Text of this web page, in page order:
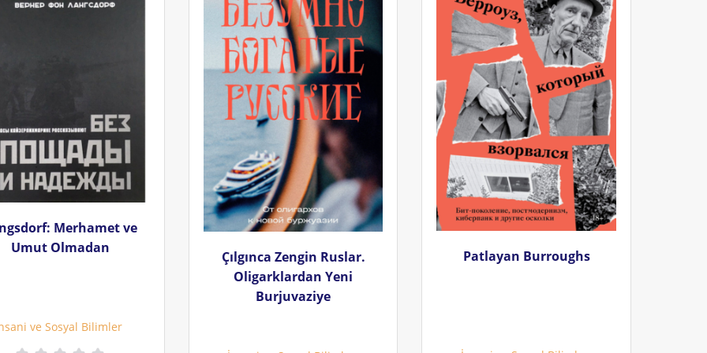
Merhamet ve
Umut Olmadan
ve Sosyal Bilimler
Çılgınca Zengin Ruslar.
Oligarklardan Yeni
Burjuvaziye
Patlayan Burroughs